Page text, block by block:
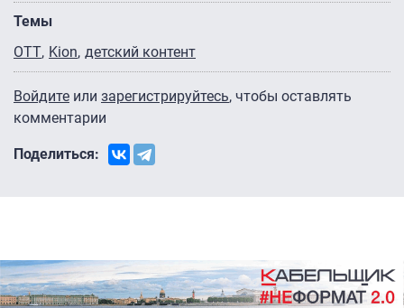
Темы
ОТТ Kion детский контент
Войдите или зарегистрируйтесь, чтобы оставлять
комментарии
Поделиться: